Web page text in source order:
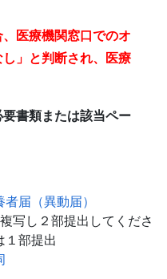
医療機関窓口でのオ
」と判断され、医療
書類または該当ペー
届（異動届）
写し２部提出してくださ
１部提出